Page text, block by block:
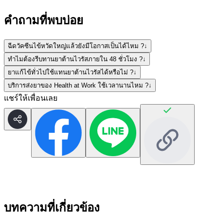
คำถามที่พบบ่อย
ฉีดวัคซีนไข้หวัดใหญ่แล้วยังมีโอกาสเป็นได้ไหม ?↓
ทำไมต้องรีบทานยาต้านไวรัสภายใน 48 ชั่วโมง ?↓
ยาแก้ไข้ทั่วไปใช้แทนยาต้านไวรัสได้หรือไม่ ?↓
บริการส่งยาของ Health at Work ใช้เวลานานไหม ?↓
แชร์ให้เพื่อนเลย
บทความที่เกี่ยวข้อง